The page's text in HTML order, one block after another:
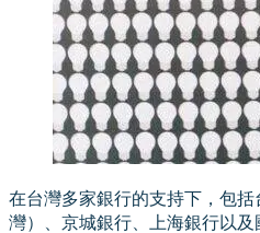
在台灣多家銀行的支持下，包
灣）、京城銀行、上海銀行以